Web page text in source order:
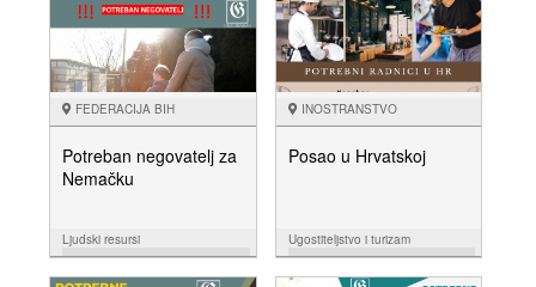
NUDIM NUDIM
FEDERACIJA BIH
Potreban negovatelj za
Nemačku
Ljudski resursi
INOSTRANSTVO
Posao u Hrvatskoj
Ugostiteljstvo i turizam